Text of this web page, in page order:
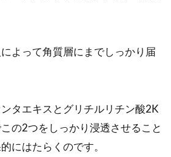
よって角質層にまでしっかり届
タエキスとグリチルリチン酸2K
の2つをしっかり浸透させること
にはたらくのです。